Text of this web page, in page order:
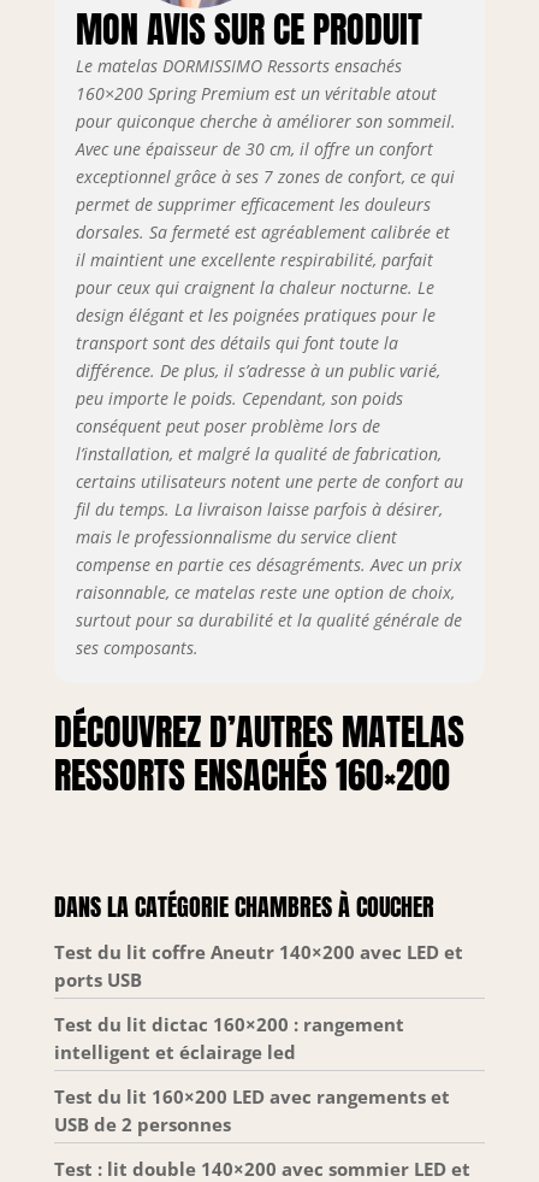
MON AVIS SUR CE PRODUIT
Le matelas DORMISSIMO Ressorts ensachés
160×200 Spring Premium est un véritable atout
pour quiconque cherche à améliorer son sommeil.
Avec une épaisseur de 30 cm, il offre un confort
exceptionnel grâce à ses 7 zones de confort, ce qui
permet de supprimer efficacement les douleurs
dorsales. Sa fermeté est agréablement calibrée et
il maintient une excellente respirabilité, parfait
pour ceux qui craignent la chaleur nocturne. Le
design élégant et les poignées pratiques pour le
transport sont des détails qui font toute la
différence. De plus, il s’adresse à un public varié,
peu importe le poids. Cependant, son poids
conséquent peut poser problème lors de
l’installation, et malgré la qualité de fabrication,
certains utilisateurs notent une perte de confort au
fil du temps. La livraison laisse parfois à désirer,
mais le professionnalisme du service client
compense en partie ces désagréments. Avec un prix
raisonnable, ce matelas reste une option de choix,
surtout pour sa durabilité et la qualité générale de
ses composants.
DÉCOUVREZ D’AUTRES MATELAS
RESSORTS ENSACHÉS 160×200
DANS LA CATÉGORIE CHAMBRES À COUCHER
Test du lit coffre Aneutr 140×200 avec LED et
ports USB
Test du lit dictac 160×200 : rangement
intelligent et éclairage led
Test du lit 160×200 LED avec rangements et
USB de 2 personnes
Test : lit double 140×200 avec sommier LED et